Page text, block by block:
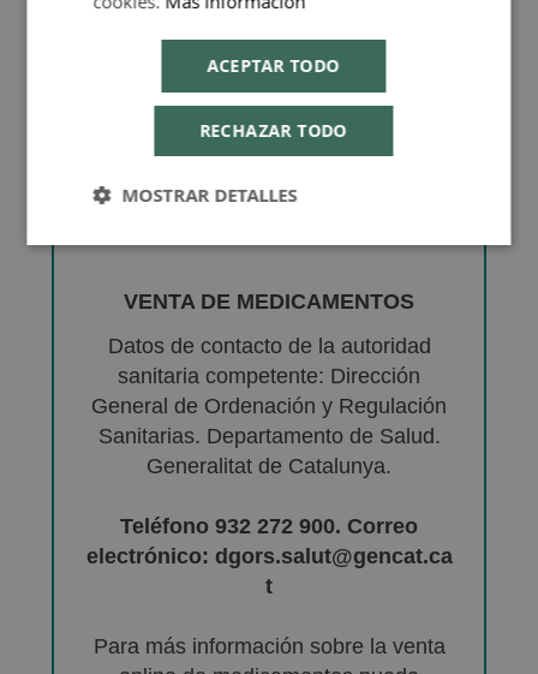
VENTA DE MEDICAMENTOS
Datos de contacto de la autoridad
sanitaria competente: Dirección
General de Ordenación y Regulación
Sanitarias. Departamento de Salud.
Generalitat de Catalunya.
Teléfono 932 272 900. Correo
electrónico: dgors.salut@gencat.ca
t
Para más información sobre la venta
ACEPTAR TODO
RECHAZAR TODO
MOSTRAR DETALLES